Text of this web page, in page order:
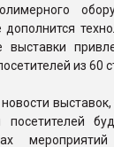
выставки
из 60
посетителей